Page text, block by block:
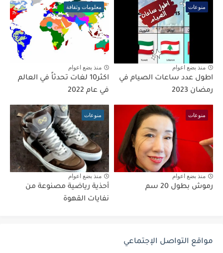
منوعات
منذ بضع اعوام
اطول عدد ساعات الصيام في
رمضان 2023
معلومات وثقافة
منذ بضع اعوام
اكثر10 لغات تحدثاً في العالم
في عام 2022
منوعات
منذ بضع اعوام
رموش بطول 20 سم
منوعات
منذ بضع اعوام
أحذية رياضية مصنوعة من
نفايات القهوة
مواقع التواصل الإجتماعي